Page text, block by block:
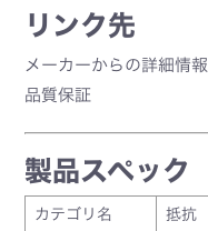
リンク先
メーカーからの詳細情報
品質保証
製品スペック
カテゴリ名
抵抗